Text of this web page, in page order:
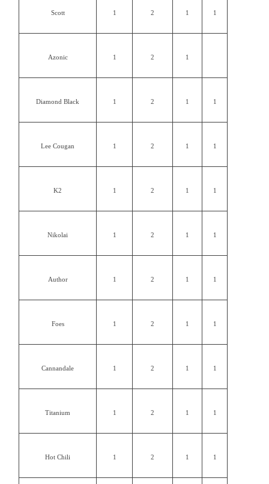
Scott 1 2 1 1
Azonic 1 2 1
Diamond Black 1 2 1 1
Lee Cougan 1 2 1 1
K2 1 2 1 1
Nikolai 1 2 1 1
Author 1 2 1 1
Foes 1 2 1 1
Cannаndale 1 2 1 1
Titanium 1 2 1 1
Hot Chili 1 2 1 1